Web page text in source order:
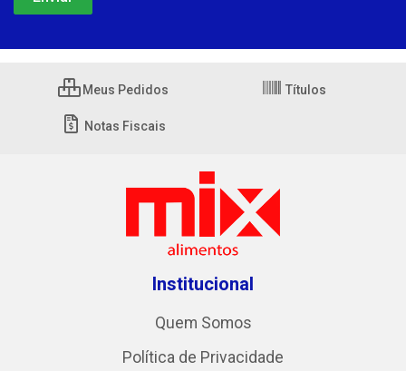
Meus Pedidos Títulos
Notas Fiscais
Institucional
Quem Somos
Política de Privacidade